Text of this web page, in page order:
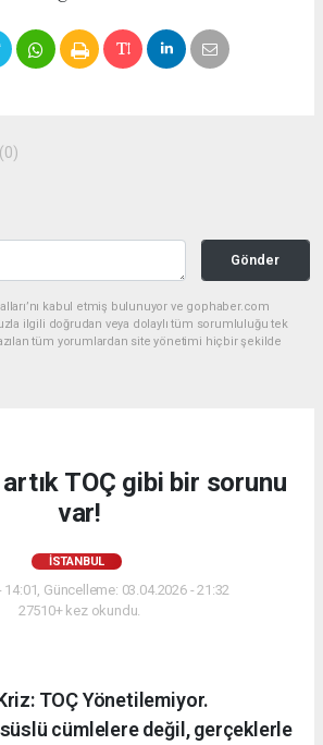
(0)
Gönder
kabul etmiş bulunuyor ve gophaber.com
ilgili doğrudan veya dolaylı tüm sorumluluğu tek
tüm yorumlardan site yönetimi hiçbir şekilde
TOÇ gibi bir sorunu
var!
İSTANBUL
14:01, Güncelleme: 03.04.2026 - 21:32
27510+ kez okundu.
TOÇ Yönetilemiyor.
süslü cümlelere değil, gerçeklerle